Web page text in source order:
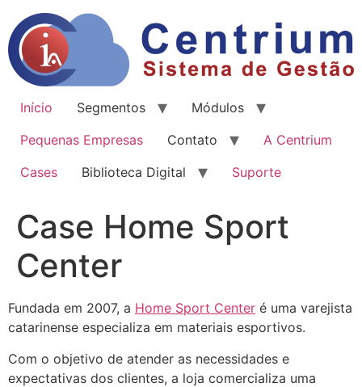
Início Segmentos
Módulos
Pequenas Empresas
Contato
A Centrium
Cases
Biblioteca Digital Suporte
Case Home Sport
Center
Fundada em 2007, a Home Sport Center é uma varejista
catarinense especializa em materiais esportivos.
Com o objetivo de atender as necessidades e
expectativas dos clientes, a loja comercializa uma